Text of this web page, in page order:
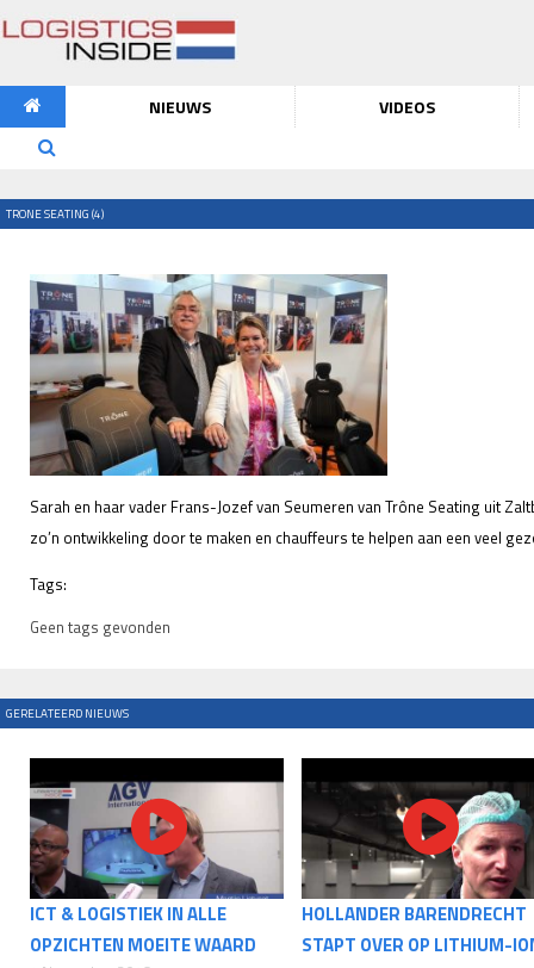
NIEUWS VIDEOS
TRONE SEATING (4)
Sarah en haar vader Frans-Jozef van Seumeren van Trône Seating uit
zo’n ontwikkeling door te maken en chauffeurs te helpen aan een veel
Tags:
Geen tags gevonden
GERELATEERD NIEUWS
ICT & LOGISTIEK IN ALLE
OPZICHTEN MOEITE WAARD
HOLLANDER BARENDRECHT
STAPT OVER OP LITHIUM-